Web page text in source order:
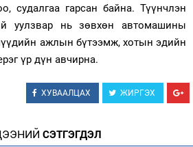
судалгаа гарсан байна. Түүнчлэн
уулзвар нь зөвхөн автомашины
ажлын бүтээмж, хотын эдийн
үр дүн авчирна.
ХУВААЛЦАХ ЖИРГЭХ
СЭТГЭГДЭЛ